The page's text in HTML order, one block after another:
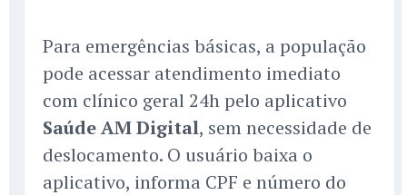
Para emergências básicas, a população
pode acessar atendimento imediato
com clínico geral 24h pelo aplicativo
Saúde AM Digital, sem necessidade de
deslocamento. O usuário baixa o
aplicativo, informa CPF e número do